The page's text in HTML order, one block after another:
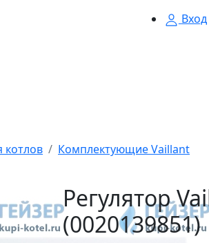
Вход
котлов
Комплектующие Vaillant
Регулятор
(0020139851)